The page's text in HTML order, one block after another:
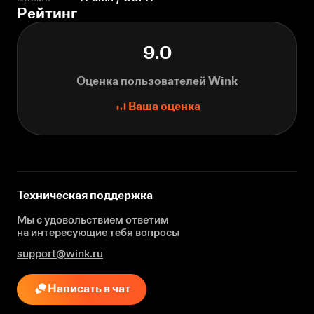
Рейтинг
9.0
Оценка пользователей Wink
Ваша оценка
Техническая поддержка
Мы с удовольствием ответим
на интересующиетебя вопросы
support@wink.ru
Написать в чат